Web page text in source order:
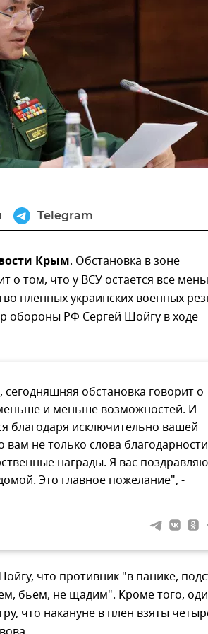
Telegram
Крым. Обстановка в зоне
о том, что у ВСУ остается все
пленных украинских военных
обороны РФ Сергей Шойгу в ходе
обстановка говорит о
и меньше возможностей. И
благодаря исключительно вашей
вам не только слова
награды. Я вас
Это главное пожелание", -
что противник "в панике,
бьем, не щадим". Кроме того,
что накануне в плен взяты